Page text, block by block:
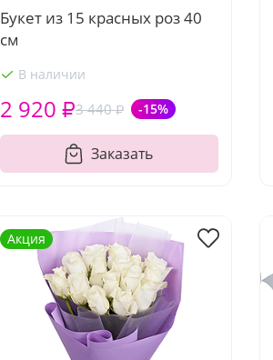
Букет из 15 красных роз 40
см
В наличии
3 440 ₽ -15%
2 920 ₽
Заказать
Акция